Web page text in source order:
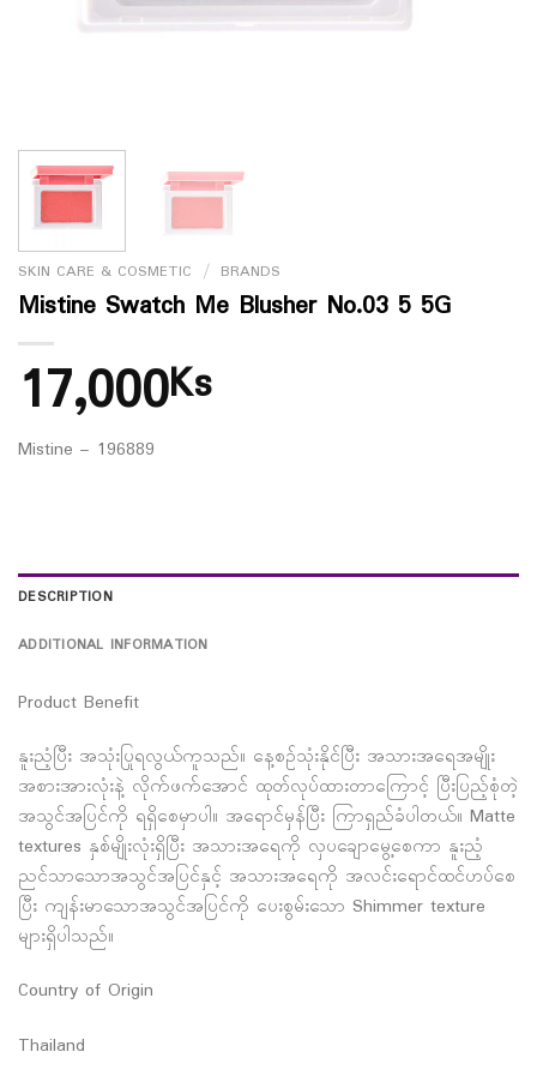
SKIN CARE & COSMETIC / BRANDS
Mistine Swatch Me Blusher No.03 5 5G
17,000Ks
Mistine – 196889
DESCRIPTION
ADDITIONAL INFORMATION
Product Benefit
နူးညံ့ပြီး အသုံးပြုရလွယ်ကူသည်။ နေ့စဉ်သုံးနိုင်ပြီး အသားအရေအမျိုး
အစားအားလုံးနဲ့ လိုက်ဖက်အောင် ထုတ်လုပ်ထားတာကြောင့် ပြီးပြည့်စုံတဲ့
အသွင်အပြင်ကို ရရှိစေမှာပါ။ အရောင်မှန်ပြီး ကြာရှည်ခံပါတယ်။ Matte
textures နှစ်မျိုးလုံးရှိပြီး အသားအရေကို လှပချောမွေ့စေကာ နူးညံ့
ညင်သာသောအသွင်အပြင်နှင့် အသားအရေကို အလင်းရောင်ထင်ဟပ်စေ
ပြီး ကျန်းမာသောအသွင်အပြင်ကို ပေးစွမ်းသော Shimmer texture
များရှိပါသည်။
Country of Origin
Thailand